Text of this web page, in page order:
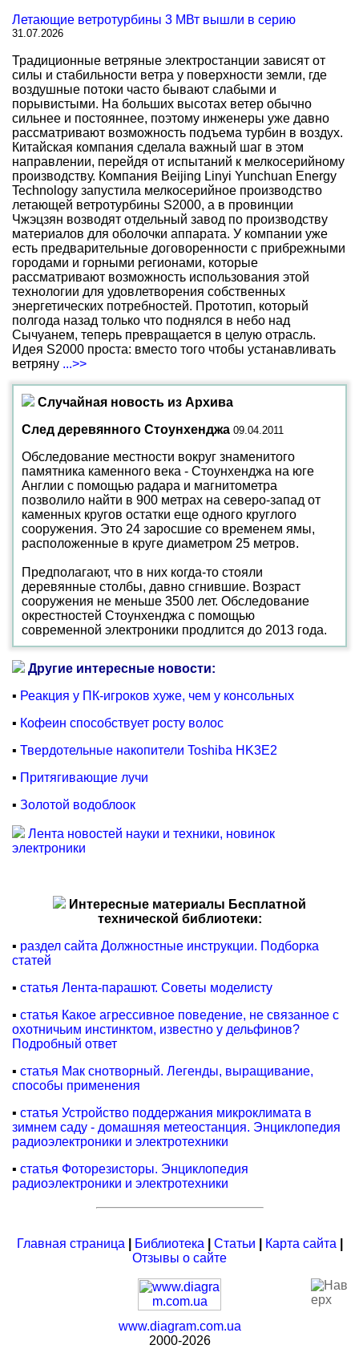
Летающие ветротурбины 3 МВт вышли в серию
31.07.2026
Традиционные ветряные электростанции зависят от
силы и стабильности ветра у поверхности земли, где
воздушные потоки часто бывают слабыми и
порывистыми. На больших высотах ветер обычно
сильнее и постояннее, поэтому инженеры уже давно
рассматривают возможность подъема турбин в воздух.
Китайская компания сделала важный шаг в этом
направлении, перейдя от испытаний к мелкосерийному
производству. Компания Beijing Linyi Yunchuan Energy
Technology запустила мелкосерийное производство
летающей ветротурбины S2000, а в провинции
Чжэцзян возводят отдельный завод по производству
материалов для оболочки аппарата. У компании уже
есть предварительные договоренности с прибрежными
городами и горными регионами, которые
рассматривают возможность использования этой
технологии для удовлетворения собственных
энергетических потребностей. Прототип, который
полгода назад только что поднялся в небо над
Сычуанем, теперь превращается в целую отрасль.
Идея S2000 проста: вместо того чтобы устанавливать
ветряну ...>>
Случайная новость из Архива
След деревянного Стоунхенджа 09.04.2011
Обследование местности вокруг знаменитого
памятника каменного века - Стоунхенджа на юге
Англии с помощью радара и магнитометра
позволило найти в 900 метрах на северо-запад от
каменных кругов остатки еще одного круглого
сооружения. Это 24 заросшие со временем ямы,
расположенные в круге диаметром 25 метров.
Предполагают, что в них когда-то стояли
деревянные столбы, давно сгнившие. Возраст
сооружения не меньше 3500 лет. Обследование
окрестностей Стоунхенджа с помощью
современной электроники продлится до 2013 года.
Другие интересные новости:
▪ Реакция у ПК-игроков хуже, чем у консольных
▪ Кофеин способствует росту волос
▪ Твердотельные накопители Toshiba HK3E2
▪ Притягивающие лучи
▪ Золотой водоблоок
Лента новостей науки и техники, новинок
электроники
Интересные материалы Бесплатной
технической библиотеки:
▪ раздел сайта Должностные инструкции. Подборка
статей
▪ статья Лента-парашют. Советы моделисту
▪ статья Какое агрессивное поведение, не связанное с
охотничьим инстинктом, известно у дельфинов?
Подробный ответ
▪ статья Мак снотворный. Легенды, выращивание,
способы применения
▪ статья Устройство поддержания микроклимата в
зимнем саду - домашняя метеостанция. Энциклопедия
радиоэлектроники и электротехники
▪ статья Фоторезисторы. Энциклопедия
радиоэлектроники и электротехники
Главная страница Библиотека Статьи Карта сайта
Отзывы о сайте
www.diagram.com.ua
2000-2026